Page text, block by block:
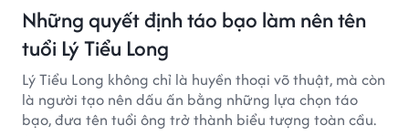
Những quyết định táo bạo làm nên tên
tuổi Lý Tiểu Long
Lý Tiểu Long không chỉ là huyền thoại võ thuật, mà còn
là người tạo nên dấu ấn bằng những lựa chọn táo
bạo, đưa tên tuổi ông trở thành biểu tượng toàn cầu.